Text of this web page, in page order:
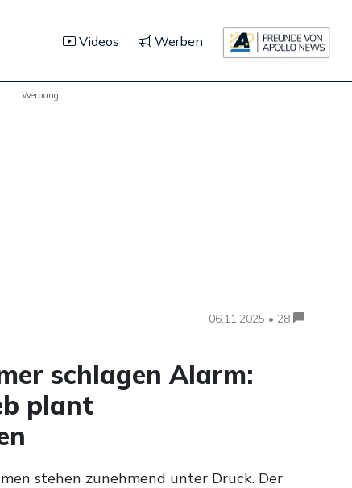
Videos Werben
Werbung
06.11.2025 • 28
schlagen Alarm:
plant
stehen zunehmend unter Druck. Der